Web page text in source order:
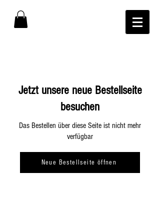
Jetzt unsere neue Bestellseite
besuchen
Das Bestellen über diese Seite ist nicht mehr
verfügbar
Neue Bestellseite öffnen